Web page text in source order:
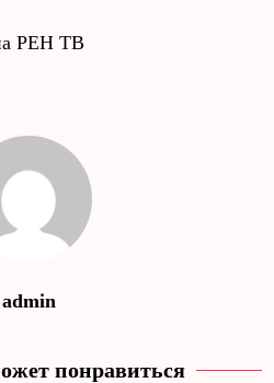
РЕН ТВ
admin
понравиться